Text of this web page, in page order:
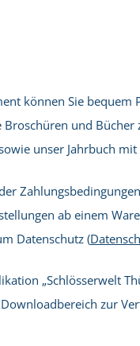
können Sie bequem
und
unser Jahrbuch
ab einem
Datenschutz (
„Schlösserwelt
zur